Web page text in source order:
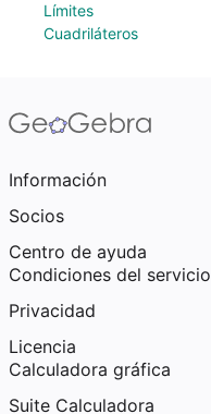
Límites
Cuadriláteros
Información
Socios
Centro de ayuda
Condiciones del servicio
Privacidad
Licencia
Calculadora gráfica
Suite Calculadora